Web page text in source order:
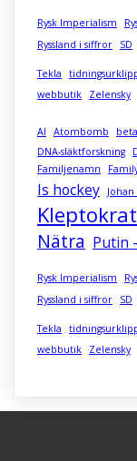
Rysk Imperialism
Ryssland i siffror SD
Tekla
webbutik Zelensky
AI Atombomb
DNA-släktforskning
Familjenamn
Is hockey Johan
Nätra Putin
Rysk Imperialism
Ryssland i siffror SD
Tekla
webbutik Zelensky